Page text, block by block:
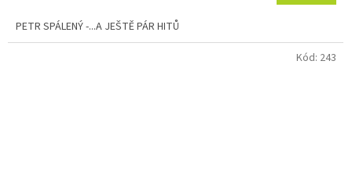
PETR SPÁLENÝ -...A JEŠTĚ PÁR HITŮ
Kód: 243